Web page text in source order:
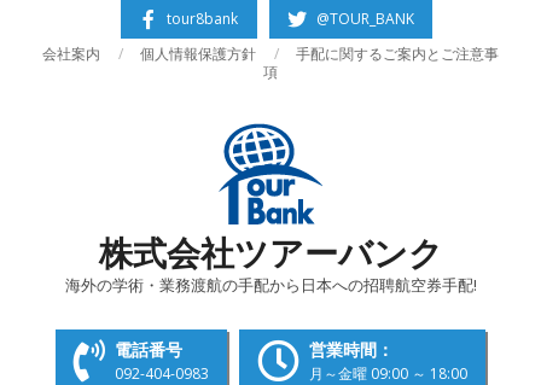
tour8bank
@TOUR_BANK
会社案内
個人情報保護方針
手配に関するご案内とご注意事
項
株式会社ツアーバンク
海外の学術・業務渡航の手配から日本への招聘航空券手配!
電話番号
092-404-0983
営業時間：
月～金曜 09:00 ～ 18:00